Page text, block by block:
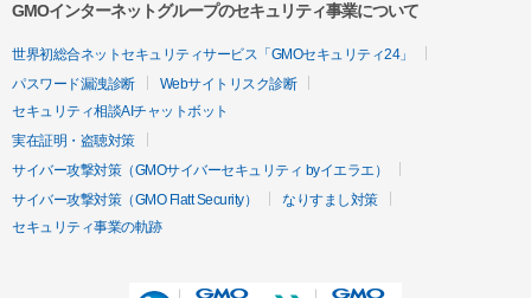
GMOインターネットグループのセキュリティ事業について
世界初総合ネットセキュリティサービス「GMOセキュリティ24」
パスワード漏洩診断
Webサイトリスク診断
セキュリティ相談AIチャットボット
実在証明・盗聴対策
サイバー攻撃対策（GMOサイバーセキュリティ byイエラエ）
サイバー攻撃対策（GMO Flatt Security）
なりすまし対策
セキュリティ事業の軌跡